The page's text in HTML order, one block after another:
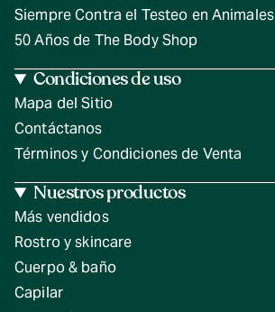
Siempre Contra el Testeo en Animales
50 Años de The Body Shop
Condiciones de uso
Mapa del Sitio
Contáctanos
Términos y Condiciones de Venta
Nuestros productos
Más vendidos
Rostro y skincare
Cuerpo & baño
Capilar